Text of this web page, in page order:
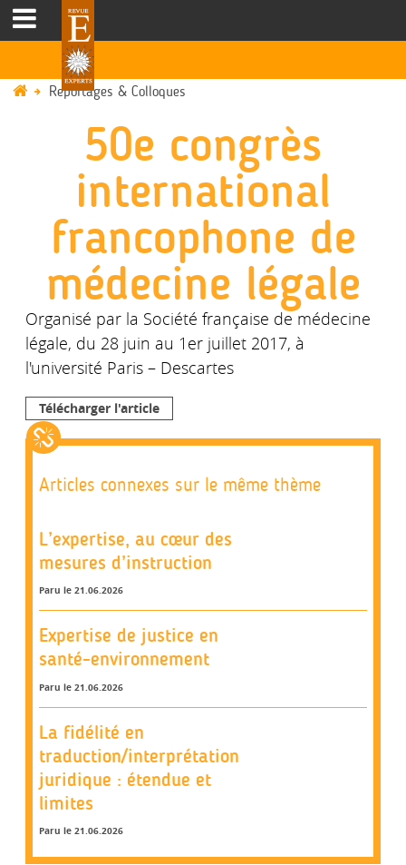
Reportages & Colloques
50e congrès
international
francophone de
médecine légale
Organisé par la Société française de médecine
légale, du 28 juin au 1er juillet 2017, à
l'université Paris – Descartes
Télécharger l'article
Articles connexes sur le même thème
L’expertise, au cœur des
mesures d’instruction
Paru le 21.06.2026
Expertise de justice en
santé-environnement
Paru le 21.06.2026
La fidélité en
traduction/interprétation
juridique : étendue et
limites
Paru le 21.06.2026